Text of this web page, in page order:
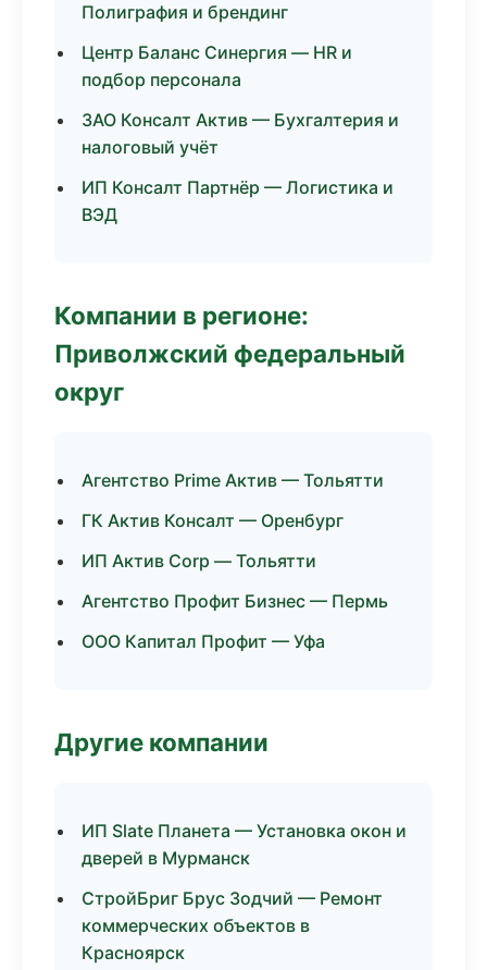
Полиграфия и брендинг
Центр Баланс Синергия — HR и
подбор персонала
ЗАО Консалт Актив — Бухгалтерия и
налоговый учёт
ИП Консалт Партнёр — Логистика и
ВЭД
Компании в регионе:
Приволжский федеральный
округ
Агентство Prime Актив — Тольятти
ГК Актив Консалт — Оренбург
ИП Актив Corp — Тольятти
Агентство Профит Бизнес — Пермь
ООО Капитал Профит — Уфа
Другие компании
ИП Slate Планета — Установка окон и
дверей в Мурманск
СтройБриг Брус Зодчий — Ремонт
коммерческих объектов в
Красноярск